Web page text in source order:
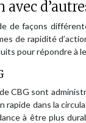
avec
de façons
de rapidité
pour répondre à
CBG sont
rapide dans la
à être plus